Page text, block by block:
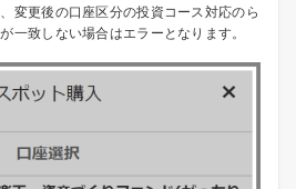
変更後の口座区分の投資コース対応のら
一致しない場合はエラーとなります。